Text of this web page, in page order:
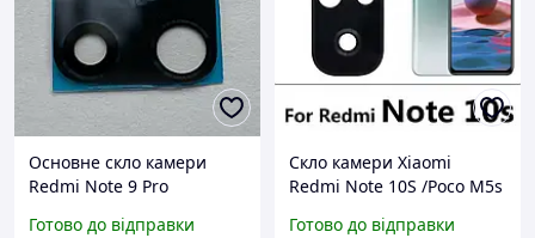
Основне скло камери
Redmi Note 9 Pro
Готово до відправки
Скло камери Xiaomi
Redmi Note 10S /Poco M5s
Готово до відправки